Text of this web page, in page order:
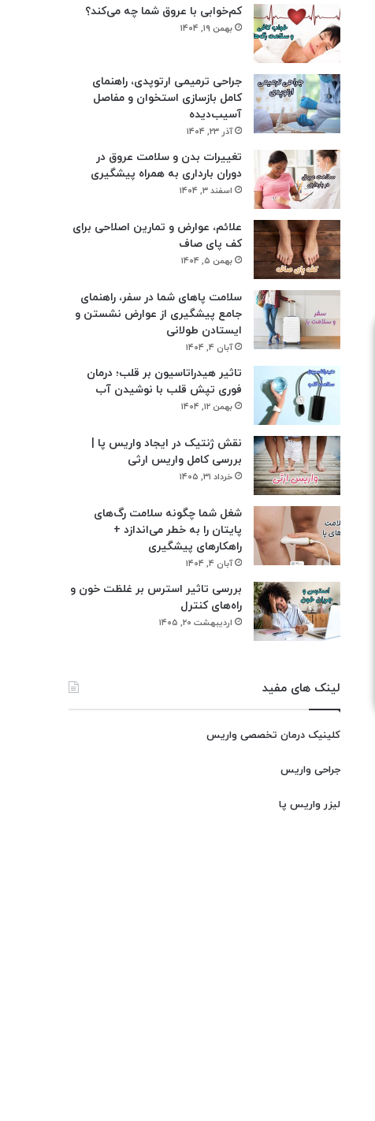
کم‌خوابی با عروق شما چه می‌کند؟
بهمن ۱۹, ۱۴۰۴
جراحی ترمیمی ارتوپدی، راهنمای
کامل بازسازی استخوان و مفاصل
آسیب‌دیده
آذر ۲۳, ۱۴۰۴
تغییرات بدن و سلامت عروق در
دوران بارداری به همراه پیشگیری
اسفند ۳, ۱۴۰۴
علائم، عوارض و تمارین اصلاحی برای
کف پای صاف
بهمن ۵, ۱۴۰۴
سلامت پاهای شما در سفر، راهنمای
جامع پیشگیری از عوارض نشستن و
ایستادن طولانی
آبان ۴, ۱۴۰۴
تاثیر هیدراتاسیون بر قلب؛ درمان
فوری تپش قلب با نوشیدن آب
بهمن ۱۲, ۱۴۰۴
نقش ژنتیک در ایجاد واریس پا |
بررسی کامل واریس ارثی
خرداد ۳۱, ۱۴۰۵
شغل شما چگونه سلامت رگ‌های
پایتان را به خطر می‌اندازد +
راهکارهای پیشگیری
آبان ۴, ۱۴۰۴
بررسی تاثیر استرس بر غلظت خون و
راه‌های کنترل
اردیبهشت ۲۰, ۱۴۰۵
لینک های مفید
کلینیک درمان تخصصی واریس
جراحی واریس
لیزر واریس پا